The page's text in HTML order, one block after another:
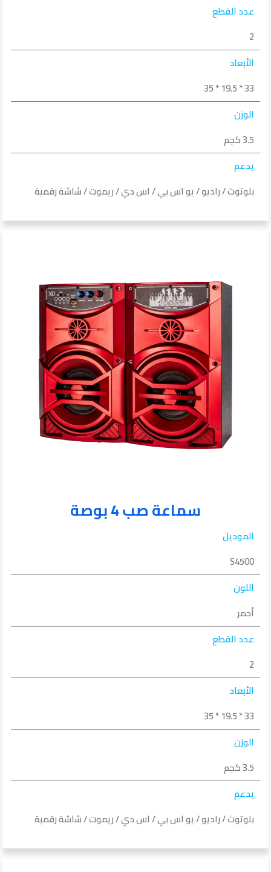
عدد القطع
2
الأبعاد
33 * 19.5 * 35
الوزن
3.5 كجم
يدعم
بلوتوث / راديو / يو اس بي / اس دي / ريموت / شاشة رقمية
سماعة صب 4 بوصة
الموديل
S4500
اللون
أحمر
عدد القطع
2
الأبعاد
33 * 19.5 * 35
الوزن
3.5 كجم
يدعم
بلوتوث / راديو / يو اس بي / اس دي / ريموت / شاشة رقمية